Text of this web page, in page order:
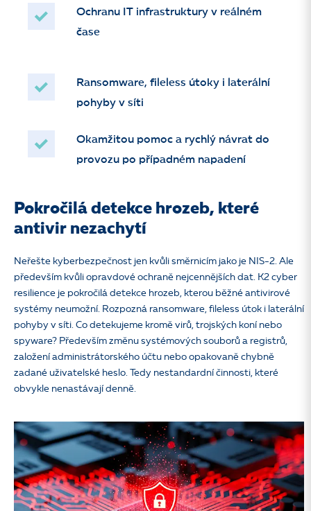
Ochranu IT infrastruktury v reálném
čase
Ransomware, fileless útoky i laterální
pohyby v síti
Okamžitou pomoc a rychlý návrat do
provozu po případném napadení
Pokročilá detekce hrozeb, které
antivir nezachytí
Neřešte kyberbezpečnost jen kvůli směrnicím jako je NIS-2. Ale
především kvůli opravdové ochraně nejcennějších dat. K2 cyber
resilience je pokročilá detekce hrozeb, kterou běžné antivirové
systémy neumožní. Rozpozná ransomware, fileless útok i laterální
pohyby v síti. Co detekujeme kromě virů, trojských koní nebo
spyware? Především změnu systémových souborů a registrů,
založení administrátorského účtu nebo opakovaně chybně
zadané uživatelské heslo. Tedy nestandardní činnosti, které
obvykle nenastávají denně.